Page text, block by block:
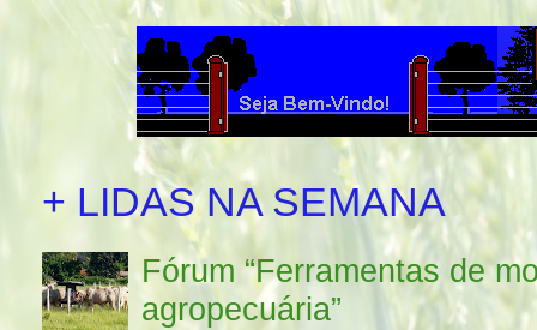
+ LIDAS NA SEMANA
Fórum “Ferramentas de
agropecuária”